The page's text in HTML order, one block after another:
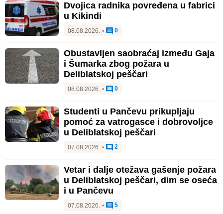
Dvojica radnika povređena u fabrici
u Kikindi
08.08.2026. • 0
Obustavljen saobraćaj između Gaja
i Šumarka zbog požara u
Deliblatskoj peščari
08.08.2026. • 0
Studenti u Pančevu prikupljaju
pomoć za vatrogasce i dobrovoljce
u Deliblatskoj peščari
07.08.2026. • 2
Vetar i dalje otežava gašenje požara
u Deliblatskoj peščari, dim se oseća
i u Pančevu
07.08.2026. • 5